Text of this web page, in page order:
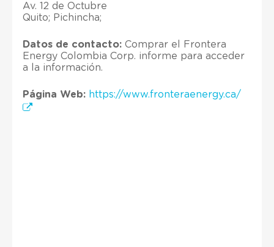
Av. 12 de Octubre
Quito; Pichincha;
Datos de contacto: Comprar el Frontera
Energy Colombia Corp. informe para acceder
a la información.
Página Web: https://www.fronteraenergy.ca/